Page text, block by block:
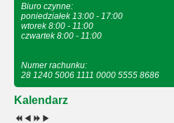
Biuro czynne:
poniedziałek 13:00 - 17:00
wtorek 8:00 - 11:00
czwartek 8:00 - 11:00
Numer rachunku:
28 1240 5006 1111 0000 5555 8686
Kalendarz